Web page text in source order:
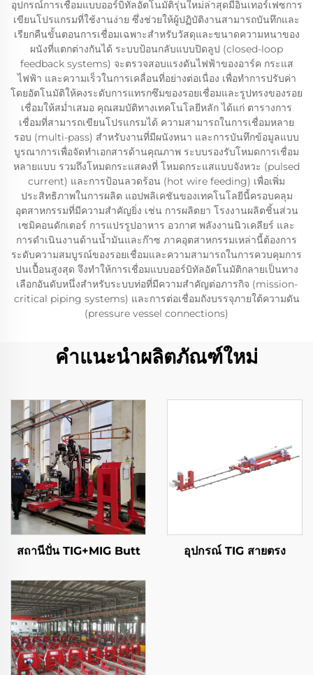
อุปกรณ์การเชื่อมแบบออร์บิทัลอัตโนมัติรุ่นใหม่ล่าสุดมีอินเทอร์เฟซการ
เขียนโปรแกรมที่ใช้งานง่าย ซึ่งช่วยให้ผู้ปฏิบัติงานสามารถบันทึกและ
เรียกคืนขั้นตอนการเชื่อมเฉพาะสำหรับวัสดุและขนาดความหนาของ
ผนังที่แตกต่างกันได้ ระบบป้อนกลับแบบปิดลูป (closed-loop
feedback systems) จะตรวจสอบแรงดันไฟฟ้าของอาร์ค กระแส
ไฟฟ้า และความเร็วในการเคลื่อนที่อย่างต่อเนื่อง เพื่อทำการปรับค่า
โดยอัตโนมัติให้คงระดับการแทรกซึมของรอยเชื่อมและรูปทรงของรอย
เชื่อมให้สม่ำเสมอ คุณสมบัติทางเทคโนโลยีหลัก ได้แก่ ตารางการ
เชื่อมที่สามารถเขียนโปรแกรมได้ ความสามารถในการเชื่อมหลาย
รอบ (multi-pass) สำหรับงานที่มีผนังหนา และการบันทึกข้อมูลแบบ
บูรณาการเพื่อจัดทำเอกสารด้านคุณภาพ ระบบรองรับโหมดการเชื่อม
หลายแบบ รวมถึงโหมดกระแสคงที่ โหมดกระแสแบบจังหวะ (pulsed
current) และการป้อนลวดร้อน (hot wire feeding) เพื่อเพิ่ม
ประสิทธิภาพในการผลิต แอปพลิเคชันของเทคโนโลยีนี้ครอบคลุม
อุตสาหกรรมที่มีความสำคัญยิ่ง เช่น การผลิตยา โรงงานผลิตชิ้นส่วน
เซมิคอนดักเตอร์ การแปรรูปอาหาร อวกาศ พลังงานนิวเคลียร์ และ
การดำเนินงานด้านน้ำมันและก๊าซ ภาคอุตสาหกรรมเหล่านี้ต้องการ
ระดับความสมบูรณ์ของรอยเชื่อมและความสามารถในการควบคุมการ
ปนเปื้อนสูงสุด จึงทำให้การเชื่อมแบบออร์บิทัลอัตโนมัติกลายเป็นทาง
เลือกอันดับหนึ่งสำหรับระบบท่อที่มีความสำคัญต่อภารกิจ (mission-
critical piping systems) และการต่อเชื่อมถังบรรจุภายใต้ความดัน
(pressure vessel connections)
คำแนะนำผลิตภัณฑ์ใหม่
สถานีปั่น TIG+MIG Butt อุปกรณ์ TIG สายตรง